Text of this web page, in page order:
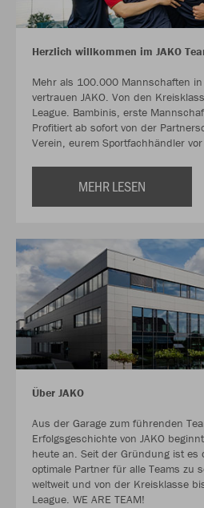
Herzlich willkommen im JAKO
Mehr als 100.000 Mannschaften
vertrauen JAKO. Von den
League. Bambinis, erste
Profitiert ab sofort von der
Verein, eurem Sportfachhändler
MEHR LESEN
Über JAKO
Aus der Garage zum führenden
Erfolgsgeschichte von JAKO
heute an. Seit der Gründung ist es
optimale Partner für alle Teams zu
weltweit und von der Kreisklasse
League. WE ARE TEAM!